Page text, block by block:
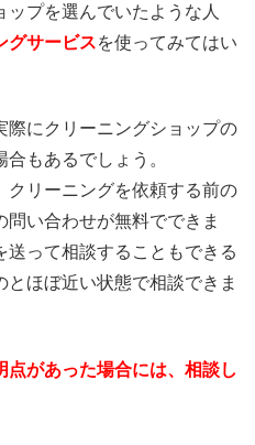
ップを選んでいたような人
グサービスを使ってみてはい
際にクリーニングショップの
もあるでしょう。
クリーニングを依頼する前の
い合わせが無料でできま
って相談することもできる
ほぼ近い状態で相談できま
があった場合には、相談し